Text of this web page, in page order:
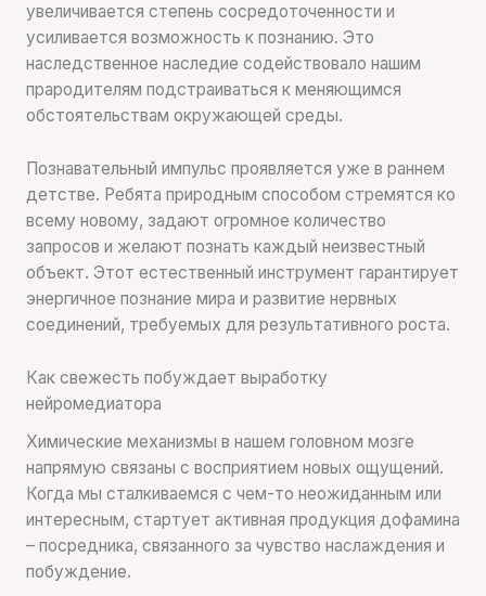
увеличивается степень сосредоточенности и
усиливается возможность к познанию. Это
наследственное наследие содействовало нашим
прародителям подстраиваться к меняющимся
обстоятельствам окружающей среды.
Познавательный импульс проявляется уже в раннем
детстве. Ребята природным способом стремятся ко
всему новому, задают огромное количество
запросов и желают познать каждый неизвестный
объект. Этот естественный инструмент гарантирует
энергичное познание мира и развитие нервных
соединений, требуемых для результативного роста.
Как свежесть побуждает выработку
нейромедиатора
Химические механизмы в нашем головном мозге
напрямую связаны с восприятием новых ощущений.
Когда мы сталкиваемся с чем-то неожиданным или
интересным, стартует активная продукция дофамина
– посредника, связанного за чувство наслаждения и
побуждение.